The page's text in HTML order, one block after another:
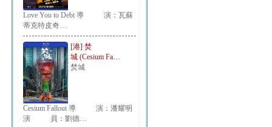
Love You to Debt 導 演：瓦蘇
蒂克特皮奇…
[港] 焚
城 (Cesium Fa…
焚城
Cesium Fallout 導 演：潘耀明
演 員：劉德…